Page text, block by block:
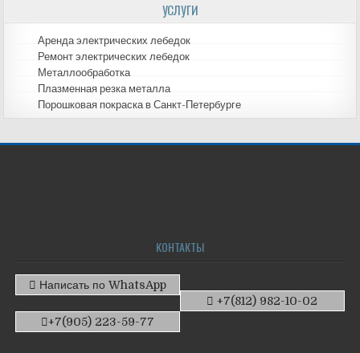
УСЛУГИ
Аренда электрических лебедок
Ремонт электрических лебедок
Металлообработка
Плазменная резка металла
Порошковая покраска в Санкт-Петербурге
КОНТАКТЫ
Написать по WhatsApp
+7(812) 982-10-02
+7(905) 223-59-77